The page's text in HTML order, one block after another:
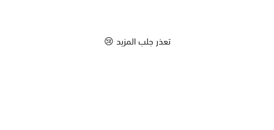
تعذر جلب المزيد 😢